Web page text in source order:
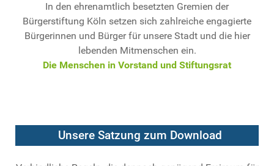
In den ehrenamtlich besetzten Gremien der
Bürgerstiftung Köln setzen sich zahlreiche engagierte
Bürgerinnen und Bürger für unsere Stadt und die hier
lebenden Mitmenschen ein.
Die Menschen in Vorstand und Stiftungsrat
Unsere Satzung zum Download